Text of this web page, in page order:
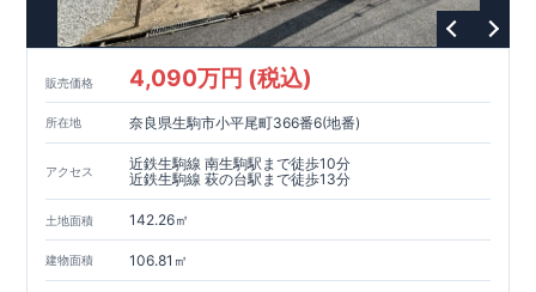
販売価格 4,090万円 (税込)
所在地 奈良県生駒市小平尾町366番6(地番)
アクセス
近鉄生駒線 南生駒駅まで徒歩10分
近鉄生駒線 萩の台駅まで徒歩13分
土地面積 142.26㎡
建物面積 106.81㎡